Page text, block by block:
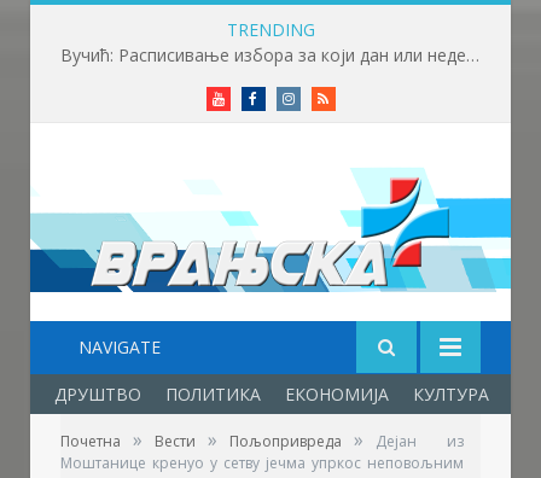
TRENDING
Вучић: Расписивање избора за који дан или недељу
YoutubeFacebookInstagram
RSS
NAVIGATE
ДРУШТВО ПОЛИТИКА ЕКОНОМИЈА КУЛТУРА
Почетна » Вести » Пољопривреда »
Дејан из
Моштанице кренуо у сетву јечма упркос неповољним